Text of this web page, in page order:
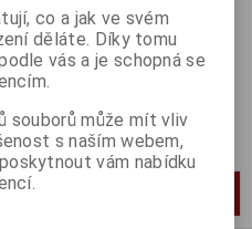
co a jak ve svém
děláte. Díky tomu
vás a je schopná se
souborů může mít vliv
s naším webem,
vám nabídku